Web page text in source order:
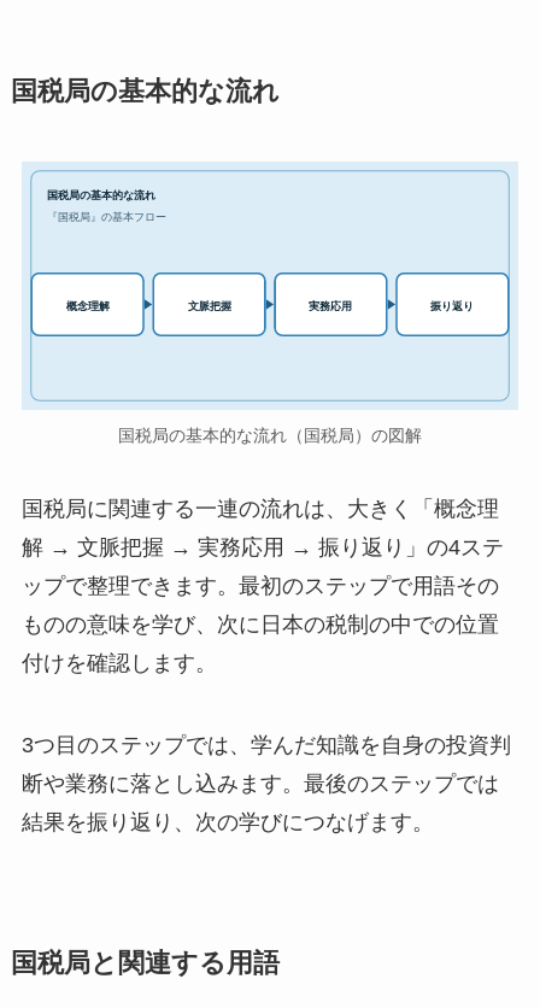
国税局の基本的な流れ
国税局の基本的な流れ
『国税局』の基本フロー
概念理解 文脈把握 実務応用 振り返り
国税局の基本的な流れ（国税局）の図解
国税局に関連する一連の流れは、大きく「概念理
解 → 文脈把握 → 実務応用 → 振り返り」の4ステ
ップで整理できます。最初のステップで用語その
ものの意味を学び、次に日本の税制の中での位置
付けを確認します。
3つ目のステップでは、学んだ知識を自身の投資判
断や業務に落とし込みます。最後のステップでは
結果を振り返り、次の学びにつなげます。
国税局と関連する用語